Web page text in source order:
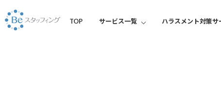
TOP サービス一覧 ハラスメント対策サ